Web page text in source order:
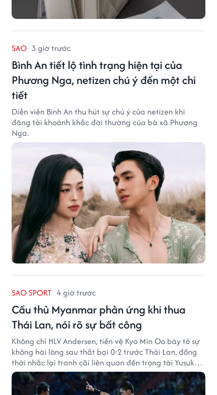
SAO 3 giờ trước
Bình An tiết lộ tình trạng hiện tại của
Phương Nga, netizen chú ý đến một chi
tiết
Diễn viên Bình An thu hút sự chú ý của netizen khi
đăng tải khoảnh khắc đời thường của bà xã Phương
Nga.
SAO SPORT 4 giờ trước
Cầu thủ Myanmar phản ứng khi thua
Thái Lan, nói rõ sự bất công
Không chỉ HLV Andersen, tiền vệ Kyo Min Oo bày tỏ sự
không hài lòng sau thất bại 0-2 trước Thái Lan, đồng
thời nhắc lại tranh cãi liên quan đến trọng tài Yusuke
Ohashi.